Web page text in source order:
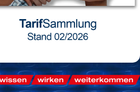
VideoTraining
Tarifsammlung CGM